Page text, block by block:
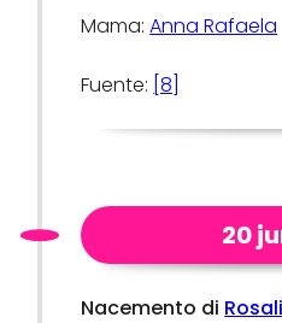
Mama:Anna Rafaela
Fuente: [8]
20
Nacemento di